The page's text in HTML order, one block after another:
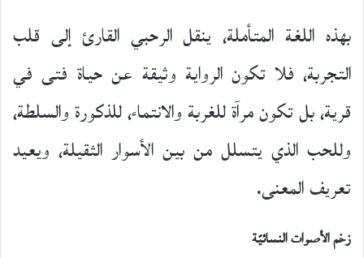
بهذه اللغة المتأملة، ينقل الرحبي القارئ إلى قلب
التجربة، فلا تكون الرواية وثيقة عن حياة فتى في
قرية، بل تكون مرآة للغربة والانتماء، للذكورة والسلطة،
وللحب الذي يتسلل من بين الأسوار الثقيلة، ويعيد
تعريف المعنى.
زخم الأصوات النسائيّة